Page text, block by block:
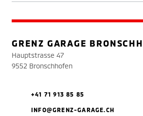
GRENZ GARAGE
Hauptstrasse 47
9552 Bronschhofen
+41 71 913 85 85
INFO@GRENZ-GARAGE.CH